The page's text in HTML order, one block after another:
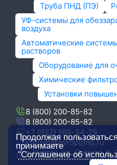
Труба ПНД (ПЭ)
УФ-системы для
воздуха
Автоматические
растворов
Оборудование для
Химические
Установки
8 (800) 200-85-82
8 (800) 200-85-82
+7 (922) 188-34-29
kurgan@evropump.ru
г. Курган, ​ул. Омская, д.
Продолжая
принимаете
"Соглашение об